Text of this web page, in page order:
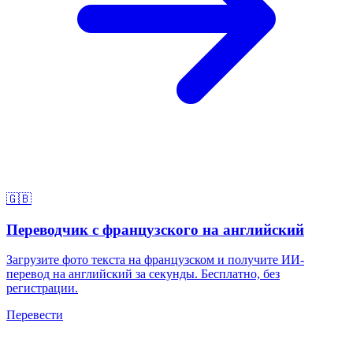
🇬🇧
Переводчик с французского на английский
Загрузите фото текста на французском и получите ИИ-
перевод на английский за секунды. Бесплатно, без
регистрации.
Перевести